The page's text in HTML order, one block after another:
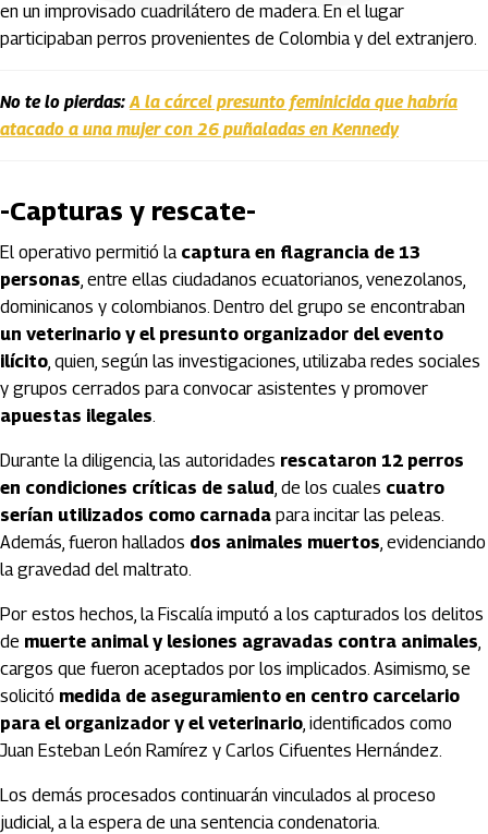
en un improvisado cuadrilátero de madera. En el lugar
participaban perros provenientes de Colombia y del extranjero.
No te lo pierdas:A la cárcel presunto feminicida que habría
atacado a una mujer con 26 puñaladas en Kennedy
-Capturas y rescate-
El operativo permitió la captura en flagrancia de 13
personas, entre ellas ciudadanos ecuatorianos, venezolanos,
dominicanos y colombianos. Dentro del grupo se encontraban
un veterinario y el presunto organizador del evento
ilícito, quien, según las investigaciones, utilizaba redes sociales
y grupos cerrados para convocar asistentes y promover
apuestas ilegales.
Durante la diligencia, las autoridades rescataron 12 perros
en condiciones críticas de salud, de los cuales cuatro
serían utilizados como carnada para incitar las peleas.
Además, fueron hallados dos animales muertos, evidenciando
la gravedad del maltrato.
Por estos hechos, la Fiscalía imputó a los capturados los delitos
de muerte animal y lesiones agravadas contra animales,
cargos que fueron aceptados por los implicados. Asimismo, se
solicitó medida de aseguramiento en centro carcelario
para el organizador y el veterinario, identificados como
Juan Esteban León Ramírez y Carlos Cifuentes Hernández.
Los demás procesados continuarán vinculados al proceso
judicial, a la espera de una sentencia condenatoria.